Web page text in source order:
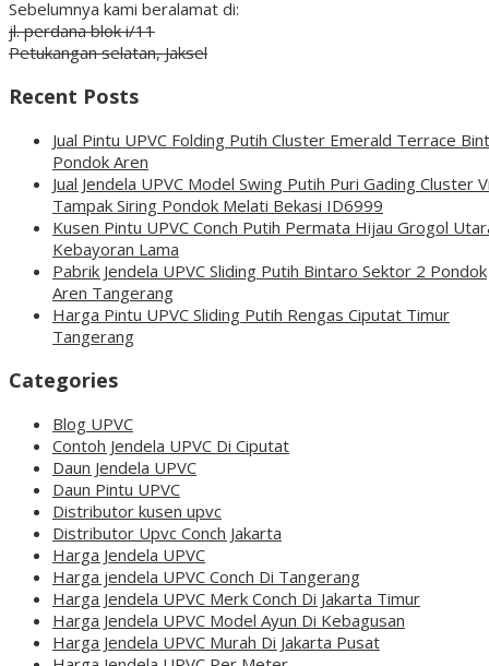
Sebelumnya kami beralamat di:
jl. perdana blok i/11
Petukangan selatan, Jaksel
Recent Posts
Jual Pintu UPVC Folding Putih Cluster Emerald Terrace
Pondok Aren
Jual Jendela UPVC Model Swing Putih Puri Gading Cluster
Tampak Siring Pondok Melati Bekasi ID6999
Kusen Pintu UPVC Conch Putih Permata Hijau Grogol
Kebayoran Lama
Pabrik Jendela UPVC Sliding Putih Bintaro Sektor 2 Pondok
Aren Tangerang
Harga Pintu UPVC Sliding Putih Rengas Ciputat Timur
Tangerang
Categories
Blog UPVC
Contoh Jendela UPVC Di Ciputat
Daun Jendela UPVC
Daun Pintu UPVC
Distributor kusen upvc
Distributor Upvc Conch Jakarta
Harga Jendela UPVC
Harga jendela UPVC Conch Di Tangerang
Harga Jendela UPVC Merk Conch Di Jakarta Timur
Harga Jendela UPVC Model Ayun Di Kebagusan
Harga Jendela UPVC Murah Di Jakarta Pusat